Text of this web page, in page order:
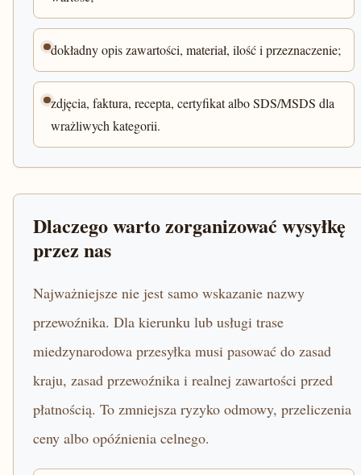
dokładny opis zawartości, materiał, ilość i przeznaczenie;
zdjęcia, faktura, recepta, certyfikat albo SDS/MSDS dla
wrażliwych kategorii.
Dlaczego warto zorganizować wysyłkę
przez nas
Najważniejsze nie jest samo wskazanie nazwy
przewoźnika. Dla kierunku lub usługi trase
miedzynarodowa przesyłka musi pasować do zasad
kraju, zasad przewoźnika i realnej zawartości przed
płatnością. To zmniejsza ryzyko odmowy, przeliczenia
ceny albo opóźnienia celnego.